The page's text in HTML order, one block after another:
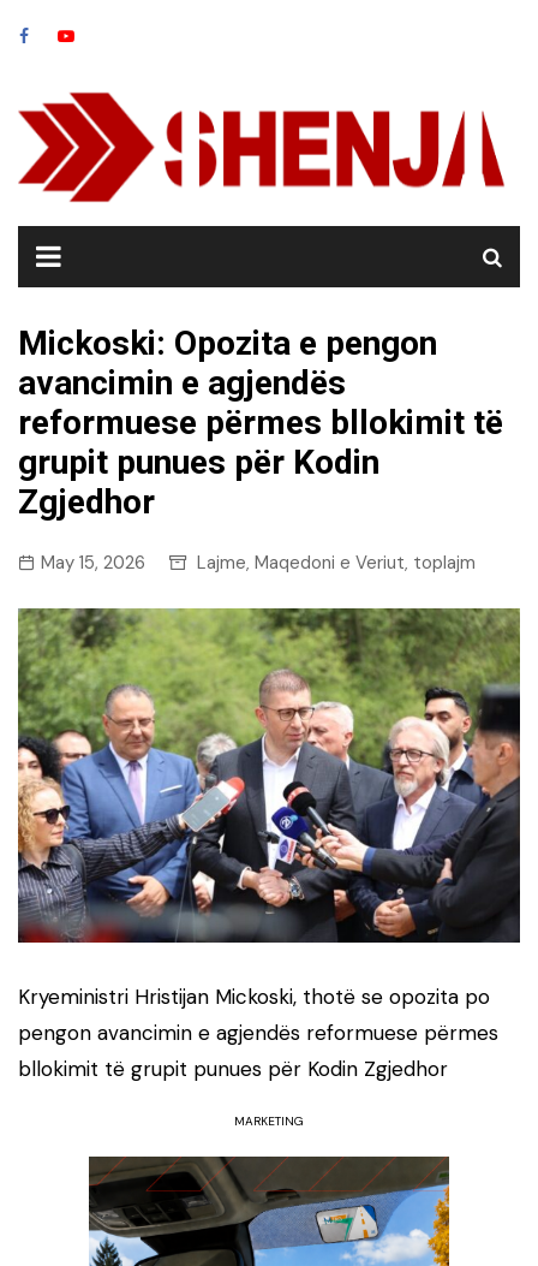
Mickoski: Opozita e pengon
avancimin e agjendës
reformuese përmes bllokimit të
grupit punues për Kodin
Zgjedhor
May 15, 2026 Lajme, Maqedoni e Veriut, toplajm
Kryeministri Hristijan Mickoski, thotë se opozita po
pengon avancimin e agjendës reformuese përmes
bllokimit të grupit punues për Kodin Zgjedhor
MARKETING